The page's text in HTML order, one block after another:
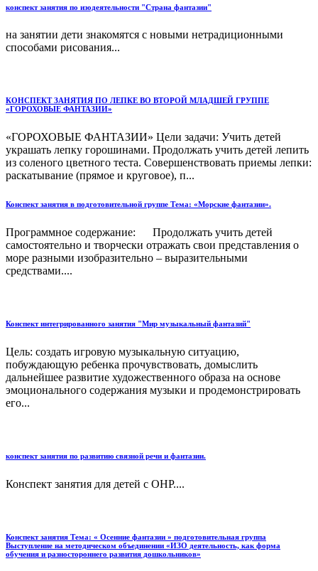
конспект занятия по изодеятельности "Страна фантазии"
на занятии дети знакомятся с новыми нетрадиционными
способами рисования...
КОНСПЕКТ ЗАНЯТИЯ ПО ЛЕПКЕ ВО ВТОРОЙ МЛАДШЕЙ ГРУППЕ
«ГОРОХОВЫЕ ФАНТАЗИИ»
«ГОРОХОВЫЕ ФАНТАЗИИ» Цели задачи: Учить детей
украшать лепку горошинами. Продолжать учить детей лепить
из соленого цветного теста. Совершенствовать приемы лепки:
раскатывание (прямое и круговое), п...
Конспект занятия в подготовительной группе Тема: «Морские фантазии».
Программное содержание: Продолжать учить детей
самостоятельно и творчески отражать свои представления о
море разными изобразительно – выразительными
средствами....
Конспект интегрированного занятия "Мир музыкальный фантазий"
Цель: создать игровую музыкальную ситуацию,
побуждающую ребенка прочувствовать, домыслить
дальнейшее развитие художественного образа на основе
эмоционального содержания музыки и продемонстрировать
его...
конспект занятия по развитию связной речи и фантазии.
Конспект занятия для детей с ОНР....
Конспект занятия Тема: « Осенние фантазии » подготовительная группа
Выступление на методическом объединении «ИЗО деятельность, как форма
обучения и разностороннего развития дошкольников»